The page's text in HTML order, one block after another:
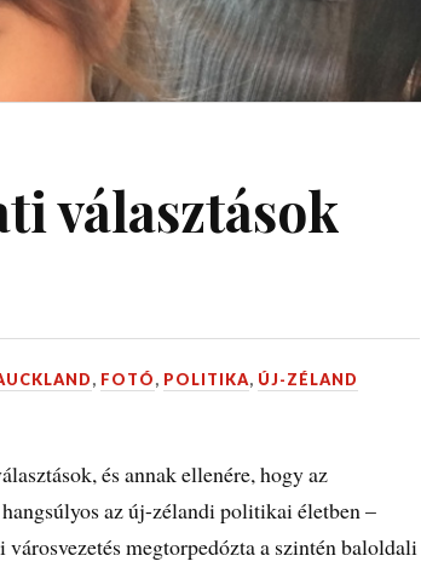
választások
, FOTÓ, POLITIKA, ÚJ-ZÉLAND
és annak ellenére, hogy az
az új-zélandi politikai életben –
megtorpedózta a szintén baloldali